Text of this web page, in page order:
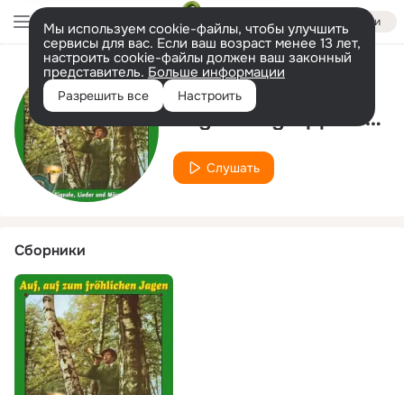
Войти
Мы используем cookie-файлы, чтобы улучшить
сервисы для вас. Если ваш возраст менее 13 лет,
настроить cookie-файлы должен ваш законный
представитель. Больше информации
Разрешить все Настроить
Исполнитель
Jagdhorngruppe des Zentralen Orchesters der Forstwirtschaft
Слушать
Сборники